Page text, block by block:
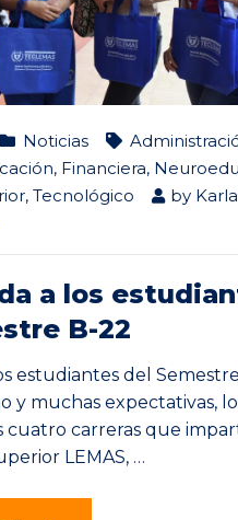
Noticias
, Financiera,
, Tecnológico by
a los
B-22
estudiantes del
y muchas expectativas,
cuatro carreras que
LEMAS, …